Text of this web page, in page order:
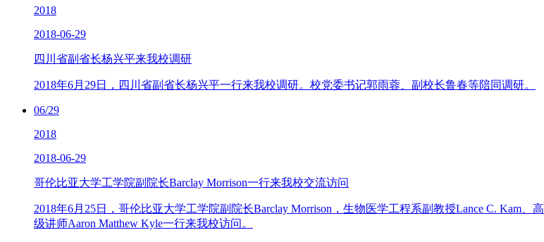
2018
2018-06-29
四川省副省长杨兴平来我校调研
2018年6月29日，四川省副省长杨兴平一行来我校调研。校党委书记郭雨蓉、副校长鲁春等陪同调研。
06/29
2018
2018-06-29
哥伦比亚大学工学院副院长Barclay Morrison一行来我校交流访问
2018年6月25日，哥伦比亚大学工学院副院长Barclay Morrison，生物医学工程系副教授Lance C. Kam、高
级讲师Aaron Matthew Kyle一行来我校访问。